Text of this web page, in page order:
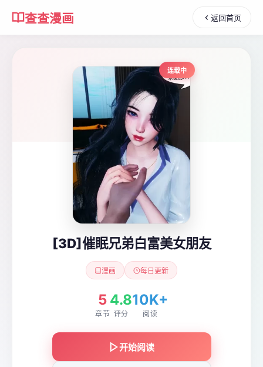
查查漫画 返回首页
连载中
[3D]催眠兄弟白富美女朋友
漫画 每日更新
5
章节
4.8
评分
10K+
阅读
开始阅读